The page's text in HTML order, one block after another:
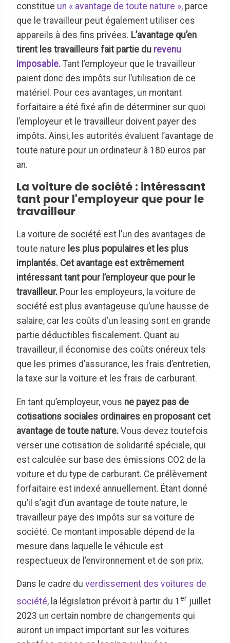
constitue un « avantage de toute nature », parce
que le travailleur peut également utiliser ces
appareils à des fins privées. L’avantage qu’en
tirent les travailleurs fait partie du revenu
imposable. Tant l’employeur que le travailleur
paient donc des impôts sur l’utilisation de ce
matériel. Pour ces avantages, un montant
forfaitaire a été fixé afin de déterminer sur quoi
l’employeur et le travailleur doivent payer des
impôts. Ainsi, les autorités évaluent l’avantage de
toute nature pour un ordinateur à 180 euros par
an.
La voiture de société : intéressant
tant pour l'employeur que pour le
travailleur
La voiture de société est l’un des avantages de
toute nature les plus populaires et les plus
implantés. Cet avantage est extrêmement
intéressant tant pour l’employeur que pour le
travailleur. Pour les employeurs, la voiture de
société est plus avantageuse qu’une hausse de
salaire, car les coûts d’un leasing sont en grande
partie déductibles fiscalement. Quant au
travailleur, il économise des coûts onéreux tels
que les primes d’assurance, les frais d’entretien,
la taxe sur la voiture et les frais de carburant.
En tant qu’employeur, vous ne payez pas de
cotisations sociales ordinaires en proposant cet
avantage de toute nature. Vous devez toutefois
verser une cotisation de solidarité spéciale, qui
est calculée sur base des émissions CO2 de la
voiture et du type de carburant. Ce prélèvement
forfaitaire est indexé annuellement. Étant donné
qu’il s’agit d’un avantage de toute nature, le
travailleur paye des impôts sur sa voiture de
société. Ce montant imposable dépend de la
mesure dans laquelle le véhicule est
respectueux de l’environnement et de son prix.
Dans le cadre du verdissement des voitures de
société, la législation prévoit à partir du 1 er juillet
2023 un certain nombre de changements qui
auront un impact important sur les voitures